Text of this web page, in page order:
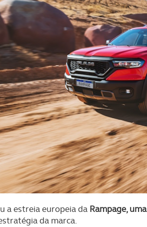
a estreia europeia da Rampage, uma
da marca.